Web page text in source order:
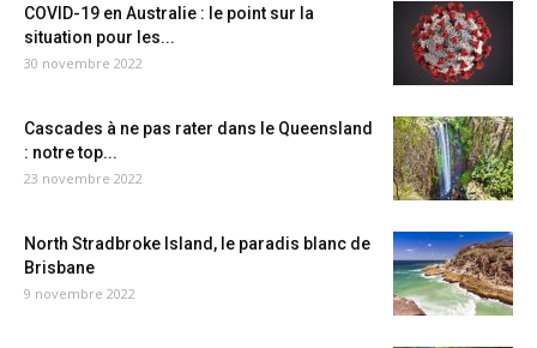
COVID-19 en Australie : le point sur la
situation pour les...
30 novembre 2022
Cascades à ne pas rater dans le Queensland
: notre top...
23 novembre 2022
North Stradbroke Island, le paradis blanc de
Brisbane
9 novembre 2022